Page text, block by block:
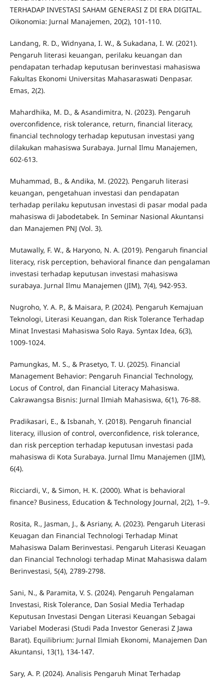
TERHADAP INVESTASI SAHAM GENERASI Z DI ERA DIGITAL.
Oikonomia: Jurnal Manajemen, 20(2), 101-110.
Landang, R. D., Widnyana, I. W., & Sukadana, I. W. (2021).
Pengaruh literasi keuangan, perilaku keuangan dan
pendapatan terhadap keputusan berinvestasi mahasiswa
Fakultas Ekonomi Universitas Mahasaraswati Denpasar.
Emas, 2(2).
Mahardhika, M. D., & Asandimitra, N. (2023). Pengaruh
overconfidence, risk tolerance, return, financial literacy,
financial technology terhadap keputusan investasi yang
dilakukan mahasiswa Surabaya. Jurnal Ilmu Manajemen,
602-613.
Muhammad, B., & Andika, M. (2022). Pengaruh literasi
keuangan, pengetahuan investasi dan pendapatan
terhadap perilaku keputusan investasi di pasar modal pada
mahasiswa di Jabodetabek. In Seminar Nasional Akuntansi
dan Manajemen PNJ (Vol. 3).
Mutawally, F. W., & Haryono, N. A. (2019). Pengaruh financial
literacy, risk perception, behavioral finance dan pengalaman
investasi terhadap keputusan investasi mahasiswa
surabaya. Jurnal Ilmu Manajemen (JIM), 7(4), 942-953.
Nugroho, Y. A. P., & Maisara, P. (2024). Pengaruh Kemajuan
Teknologi, Literasi Keuangan, dan Risk Tolerance Terhadap
Minat Investasi Mahasiswa Solo Raya. Syntax Idea, 6(3),
1009-1024.
Pamungkas, M. S., & Prasetyo, T. U. (2025). Financial
Management Behavior: Pengaruh Financial Technology,
Locus of Control, dan Financial Literacy Mahasiswa.
Cakrawangsa Bisnis: Jurnal Ilmiah Mahasiswa, 6(1), 76-88.
Pradikasari, E., & Isbanah, Y. (2018). Pengaruh financial
literacy, illusion of control, overconfidence, risk tolerance,
dan risk perception terhadap keputusan investasi pada
mahasiswa di Kota Surabaya. Jurnal Ilmu Manajemen (JIM),
6(4).
Ricciardi, V., & Simon, H. K. (2000). What is behavioral
finance? Business, Education & Technology Journal, 2(2), 1–9.
Rosita, R., Jasman, J., & Asriany, A. (2023). Pengaruh Literasi
Keuagan dan Financial Technologi Terhadap Minat
Mahasiswa Dalam Berinvestasi. Pengaruh Literasi Keuagan
dan Financial Technologi terhadap Minat Mahasiswa dalam
Berinvestasi, 5(4), 2789-2798.
Sani, N., & Paramita, V. S. (2024). Pengaruh Pengalaman
Investasi, Risk Tolerance, Dan Sosial Media Terhadap
Keputusan Investasi Dengan Literasi Keuangan Sebagai
Variabel Moderasi (Studi Pada Investor Generasi Z Jawa
Barat). Equilibrium: Jurnal Ilmiah Ekonomi, Manajemen Dan
Akuntansi, 13(1), 134-147.
Sary, A. P. (2024). Analisis Pengaruh Minat Terhadap